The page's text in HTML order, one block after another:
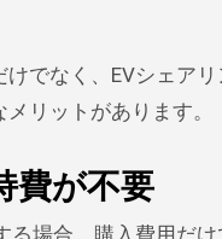
でなく、EVシェア
リットがあります。
費が不要
る場合、購入費用だ